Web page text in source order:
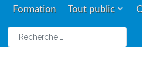
Formation Tout public
Rechercher